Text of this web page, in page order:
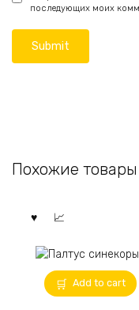
последующих моих
Похожие товары
Add to cart